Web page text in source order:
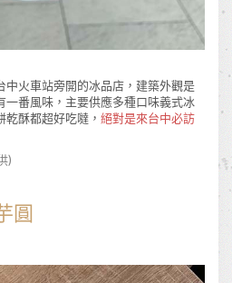
中火車站旁開的冰品店，建築外觀是
一番風味，主要供應多種口味義式冰
酥都超好吃噠， 絕對是來台中必訪
)
圓